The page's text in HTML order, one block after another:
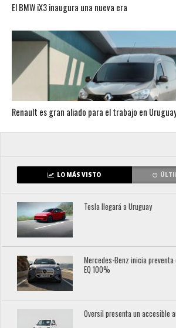
El BMW iX3 inaugura una nueva era
Renault es gran aliado para el trabajo en
LO MÁS VISTO
Tesla llegará a Uruguay
Mercedes-Benz inicia preventa
EQ 100%
Oversil presenta un accesible